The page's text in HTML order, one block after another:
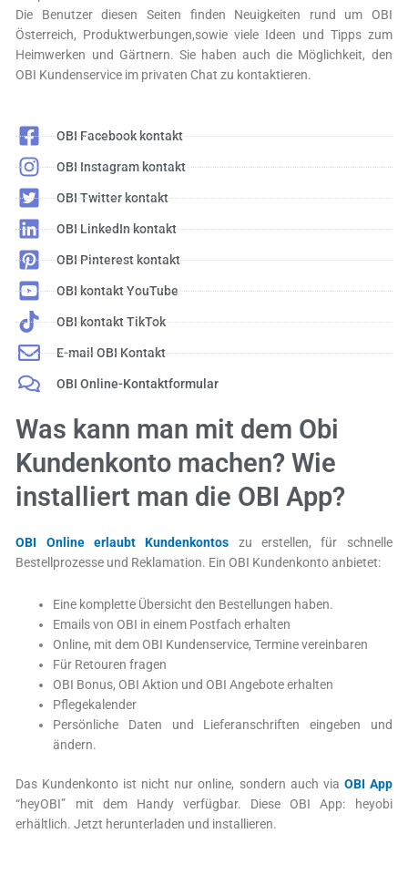
Die Benutzer diesen Seiten finden Neuigkeiten rund um OBI
Österreich, Produktwerbungen,sowie viele Ideen und Tipps zum
Heimwerken und Gärtnern. Sie haben auch die Möglichkeit, den
OBI Kundenservice im privaten Chat zu kontaktieren.
OBI Facebook kontakt
OBI Instagram kontakt
OBI Twitter kontakt
OBI LinkedIn kontakt
OBI Pinterest kontakt
OBI kontakt YouTube
OBI kontakt TikTok
E-mail OBI Kontakt
OBI Online-Kontaktformular
Was kann man mit dem Obi
Kundenkonto machen? Wie
installiert man die OBI App?
OBI Online erlaubt Kundenkontos zu erstellen, für schnelle
Bestellprozesse und Reklamation. Ein OBI Kundenkonto anbietet:
Eine komplette Übersicht den Bestellungen haben.
Emails von OBI in einem Postfach erhalten
Online, mit dem OBI Kundenservice, Termine vereinbaren
Für Retouren fragen
OBI Bonus, OBI Aktion und OBI Angebote erhalten
Pflegekalender
Persönliche Daten und Lieferanschriften eingeben und
ändern.
Das Kundenkonto ist nicht nur online, sondern auch via OBI App
“heyOBI” mit dem Handy verfügbar. Diese OBI App: heyobi
erhältlich. Jetzt herunterladen und installieren.